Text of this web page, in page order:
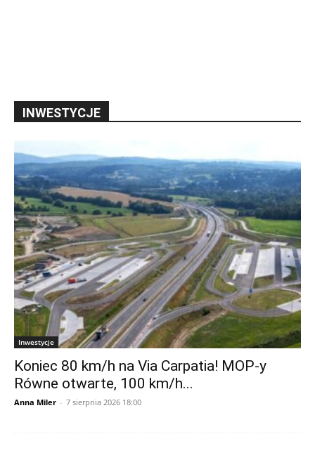
INWESTYCJE
Inwestycje
Koniec 80 km/h na Via Carpatia! MOP-y
Równe otwarte, 100 km/h...
Anna Miler - 7 sierpnia 2026 18:00